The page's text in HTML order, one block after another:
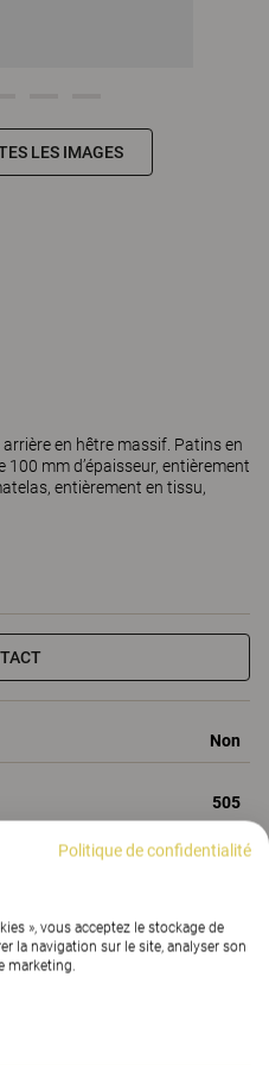
LES IMAGES
en hêtre massif. Patins en
mm d’épaisseur, entièrement
entièrement en tissu,
Non
505
800
Politique de confidentialité
», vous acceptez le stockage de
la navigation sur le site, analyser son
marketing.